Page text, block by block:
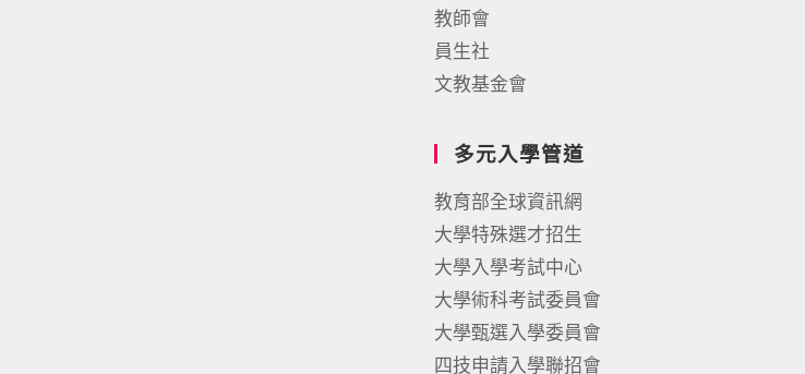
教師會
員生社
文教基金會
多元入學管道
教育部全球資訊網
大學特殊選才招生
大學入學考試中心
大學術科考試委員會
大學甄選入學委員會
四技申請入學聯招會